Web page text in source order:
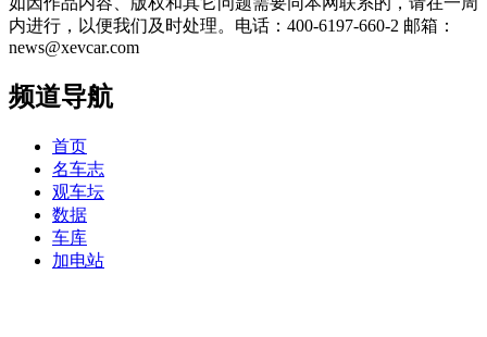
内进行，以便我们及时处理。电话：400-6197-660-2 邮箱：
news@xevcar.com
频道导航
首页
名车志
观车坛
数据
车库
加电站